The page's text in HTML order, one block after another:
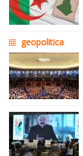
geopolitica